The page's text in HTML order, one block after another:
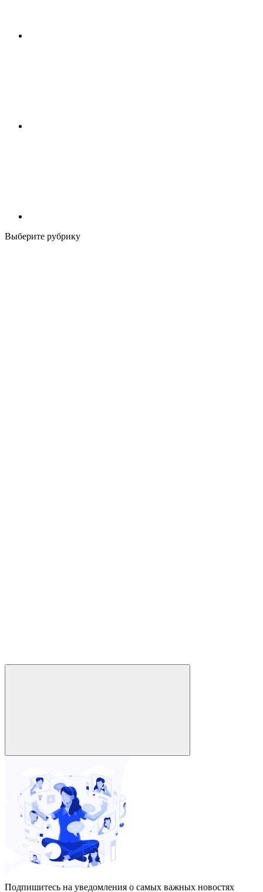
Выберите рубрику
Подпишитесь на уведомления о самых важных новостях